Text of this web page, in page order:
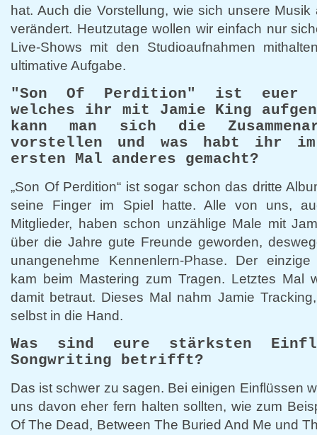
hat. Auch die Vorstellung, wie sich unsere
verändert. Heutzutage wollen wir einfach nur
Live-Shows mit den Studioaufnahmen
ultimative Aufgabe.
"Son Of Perdition" ist euer
welches ihr mit Jamie King
kann man sich die
vorstellen und was habt ihr im
ersten Mal anderes gemacht?
„Son Of Perdition“ ist sogar schon das dritte
seine Finger im Spiel hatte. Alle von uns,
Mitglieder, haben schon unzählige Male mit
über die Jahre gute Freunde geworden,
unangenehme Kennenlern-Phase. Der
kam beim Mastering zum Tragen. Letztes Mal
damit betraut. Dieses Mal nahm Jamie
selbst in die Hand.
Was sind eure stärksten
Songwriting betrifft?
Das ist schwer zu sagen. Bei einigen Einflüssen
uns davon eher fern halten sollten, wie zum
Of The Dead, Between The Buried And Me und